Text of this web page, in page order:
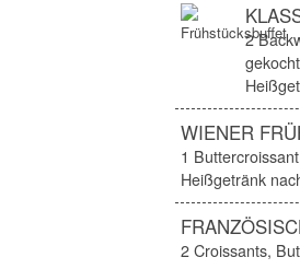
2
WIENER
1
Heißgetränk
2 Croissants,